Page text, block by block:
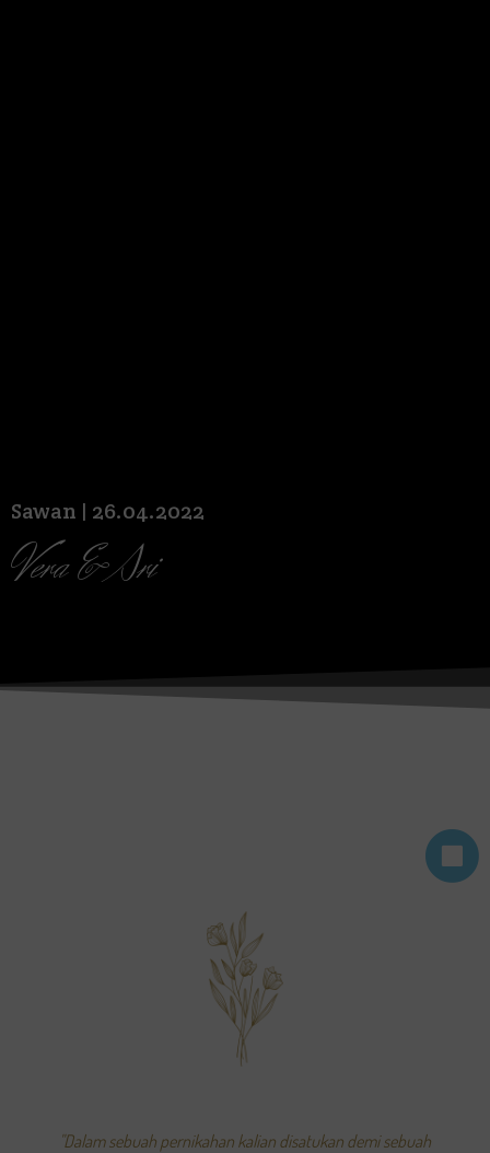
Sawan | 26.04.2022
Vera & Sri
"Dalam sebuah pernikahan kalian disatukan demi sebuah